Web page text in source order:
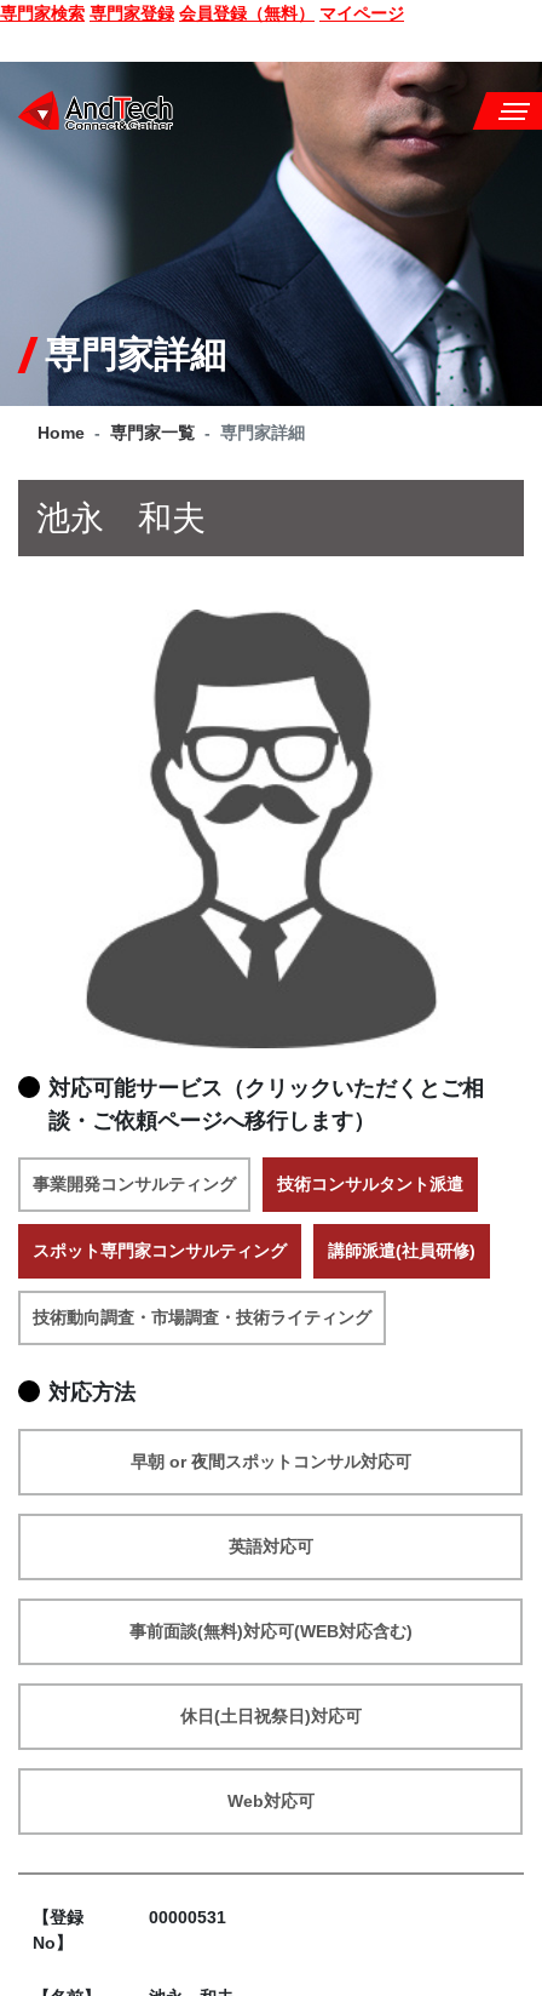
専門家検索 専門家登録 会員登録（無料） マイページ
CONSULTING
SERVICE
COMPANY
Q&A
専門家詳細
Home 専門家一覧 専門家詳細
池永 和夫
対応可能サービス（クリックいただくとご相
談・ご依頼ページへ移行します）
事業開発コンサルティング 技術コンサルタント派遣
スポット専門家コンサルティング 講師派遣(社員研修)
技術動向調査・市場調査・技術ライティング
対応方法
早朝 or 夜間スポットコンサル対応可
英語対応可
事前面談(無料)対応可(WEB対応含む)
休日(土日祝祭日)対応可
Web対応可
【登録
No】
00000531